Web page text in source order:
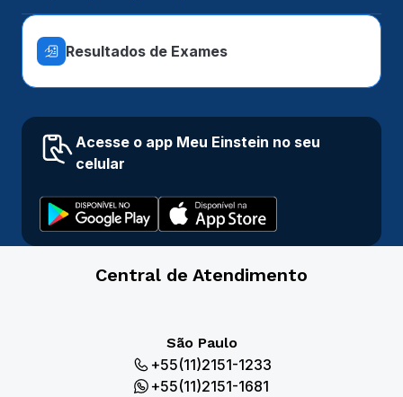
Resultados de Exames
Acesse o app Meu Einstein no seu
celular
Central de Atendimento
São Paulo
+55(11)2151-1233
+55(11)2151-1681